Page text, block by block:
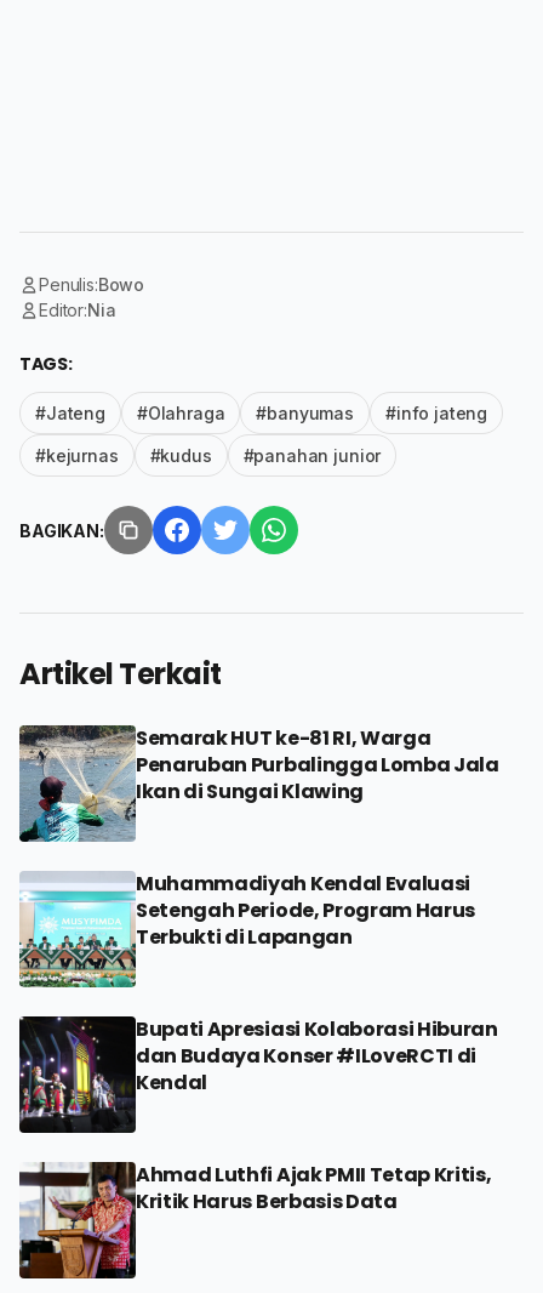
Penulis:Bowo
Editor:Nia
TAGS:
#Jateng #Olahraga #banyumas #info jateng
#kejurnas #kudus #panahan junior
BAGIKAN:
Artikel Terkait
Semarak HUT ke-81 RI, Warga
Penaruban Purbalingga Lomba Jala
Ikan di Sungai Klawing
Muhammadiyah Kendal Evaluasi
Setengah Periode, Program Harus
Terbukti di Lapangan
Bupati Apresiasi Kolaborasi Hiburan
dan Budaya Konser #ILoveRCTI di
Kendal
Ahmad Luthfi Ajak PMII Tetap Kritis,
Kritik Harus Berbasis Data